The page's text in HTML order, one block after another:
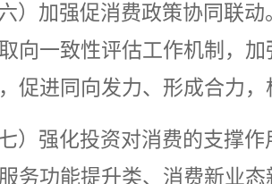
六）加强促消费政策协同联
向一致性评估工作机制，
促进同向发力、形成合力
七）强化投资对消费的支撑
务功能提升类、消费新业